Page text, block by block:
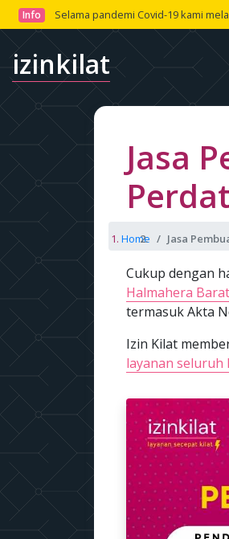
Info Selama pandemi Covid-19 kami
izinkilat
Jasa
Home Jasa
Cukup dengan
Halmahera Barat
termasuk Akta
Izin Kilat
layanan seluruh